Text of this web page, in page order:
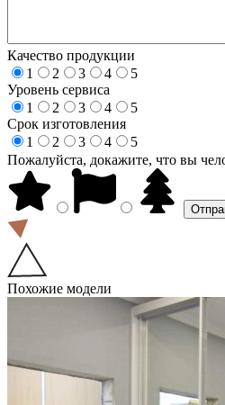
Качество продукции
1
2 3 4
5
Уровень сервиса
1
2 3 4
5
Срок изготовления
1
2 3 4
5
Пожалуйста, докажите, что вы
Похожие модели